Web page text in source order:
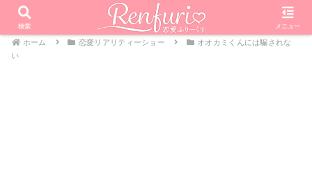
ホーム 恋愛リアリティーショー
オオカミくんには騙されな
い
検索 メニュー